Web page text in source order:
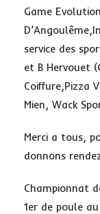
Game
service des
et B Hervouet
Coiffure,Pizza
Mien, Wack
Merci a tous,
donnons
Championnat
1er de poule